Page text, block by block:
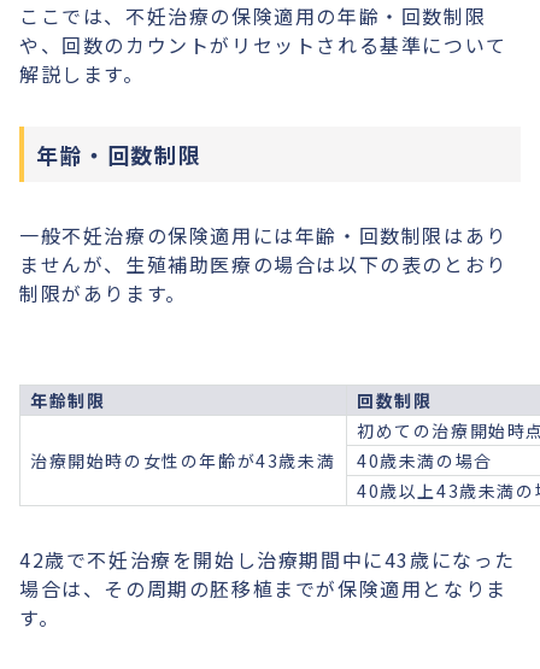
ここでは、不妊治療の保険適用の年齢・回数制限
や、回数のカウントがリセットされる基準について
解説します。
年齢・回数制限
一般不妊治療の保険適用には年齢・回数制限はあり
ませんが、生殖補助医療の場合は以下の表のとおり
制限があります。
年齢制限 回数制限
治療開始時の女性の年齢が43歳未満
初めての治療開始時
40歳未満の場合
40歳以上43歳未満の
42歳で不妊治療を開始し治療期間中に43歳になった
場合は、その周期の胚移植までが保険適用となりま
す。